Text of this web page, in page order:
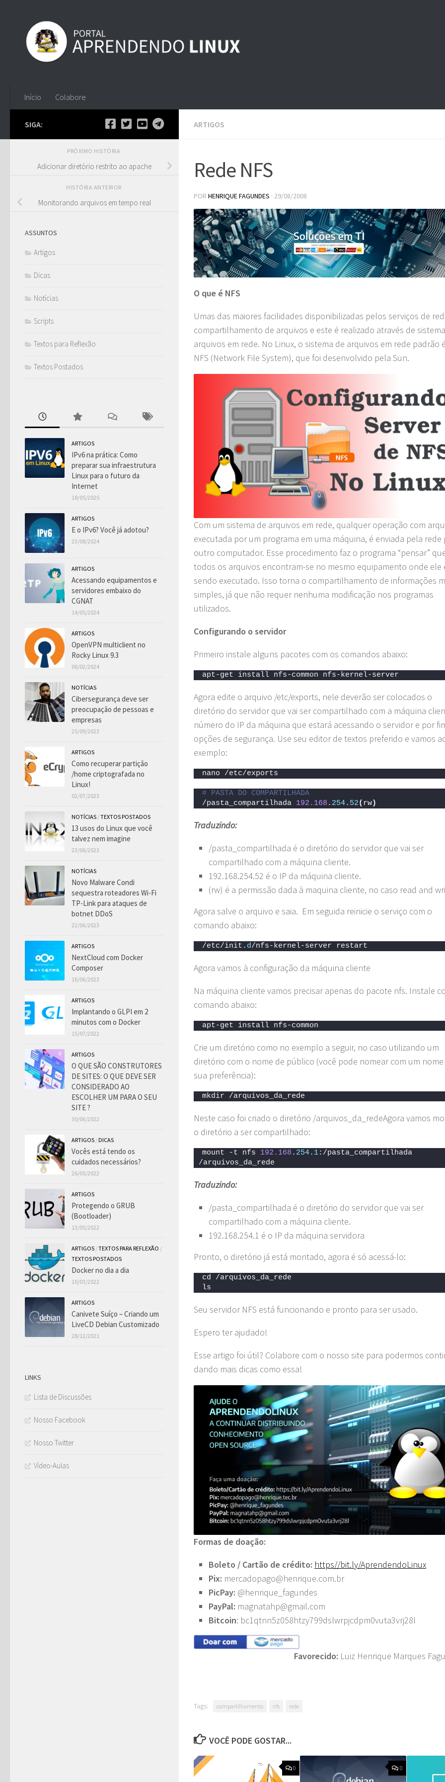
Início Colabore
ARTIGOS
Rede NFS
POR HENRIQUE FAGUNDES · 29/08/2008
O que é NFS
Umas das maiores facilidades disponibilizadas pelos serviços de
compartilhamento de arquivos e este é realizado através de
arquivos em rede. No Linux, o sistema de arquivos em rede padrão
NFS (Network File System), que foi desenvolvido pela Sun.
Com um sistema de arquivos em rede, qualquer operação com
executada por um programa em uma máquina, é enviada pela rede
outro computador. Esse procedimento faz o programa “pensar”
todos os arquivos encontram-se no mesmo equipamento onde ele
sendo executado. Isso torna o compartilhamento de informações
simples, já que não requer nenhuma modificação nos programas
utilizados.
Configurando o servidor
Primeiro instale alguns pacotes com os comandos abaixo:
apt-get install nfs-common nfs-kernel-server
Agora edite o arquivo /etc/exports, nele deverão ser colocados o
diretório do servidor que vai ser compartilhado com a máquina
número do IP da máquina que estará acessando o servidor e por
opções de segurança. Use seu editor de textos preferido e vamos
exemplo:
nano /etc/exports
# PASTA DO COMPARTILHADA
/pasta_compartilhada 192.168 . 254. 52( rw)
Traduzindo:
/pasta_compartilhada é o diretório do servidor que vai ser
compartilhado com a máquina cliente.
192.168.254.52 é o IP da máquina cliente.
(rw) é a permissão dada à maquina cliente, no caso read and
Agora salve o arquivo e saia. Em seguida reinicie o serviço com o
comando abaixo:
/etc/init. d/nfs-kernel-server restart
Agora vamos à configuração da máquina cliente
Na máquina cliente vamos precisar apenas do pacote nfs. Instale
comando abaixo:
apt-get install nfs-common
Crie um diretório como no exemplo a seguir, no caso utilizando um
diretório com o nome de público (você pode nomear com um
sua preferência):
mkdir /arquivos_da_rede
Neste caso foi criado o diretório /arquivos_da_redeAgora vamos
o diretório a ser compartilhado:
mount -t nfs 192.168 . 254. 1:/pasta_compartilhada
/arquivos_da_rede
Traduzindo:
/pasta_compartilhada é o diretório do servidor que vai ser
compartilhado com a máquina cliente.
192.168.254.1 é o IP da máquina servidora
Pronto, o diretório já está montado, agora é só acessá-lo:
cd /arquivos_da_rede
ls
Seu servidor NFS está funcionando e pronto para ser usado.
Espero ter ajudado!
Esse artigo foi útil? Colabore com o nosso site para podermos
dando mais dicas como essa!
Formas de doação:
Boleto / Cartão de crédito: https//bit.ly/AprendendoLinux
Pix: mercadopago@henrique.com.br
PicPay: @henrique_fagundes
PayPal: magnatahp@gmail.com
Bitcoin: bc1qtnn5z058htzy799dslwrpjcdpm0vuta3vrj28l
Favorecido: Luiz Henrique Marques
Tags: compartilhamento nfs rede
VOCÊ PODE GOSTAR...
0 0
SIGA:
PRÓXIMO HISTÓRIA
Adicionar diretório restrito ao apache
HISTÓRIA ANTERIOR
Monitorando arquivos em tempo real
ASSUNTOS
Artigos
Dicas
Notícias
Scripts
Textos para Reflexão
Textos Postados
ARTIGOS
IPv6 na prática: Como
preparar sua infraestrutura
Linux para o futuro da
Internet
18/05/2025
ARTIGOS
E o IPv6? Você já adotou?
23/08/2024
ARTIGOS
Acessando equipamentos e
servidores embaixo do
CGNAT
14/05/2024
ARTIGOS
OpenVPN multiclient no
Rocky Linux 9.3
06/02/2024
NOTÍCIAS
Cibersegurança deve ser
preocupação de pessoas e
empresas
25/09/2023
ARTIGOS
Como recuperar partição
/home criptografada no
Linux!
02/07/2023
NOTÍCIAS /TEXTOS POSTADOS
13 usos do Linux que você
talvez nem imagine
23/06/2023
NOTÍCIAS
Novo Malware Condi
sequestra roteadores Wi-Fi
TP-Link para ataques de
botnet DDoS
22/06/2023
ARTIGOS
NextCloud com Docker
Composer
16/06/2023
ARTIGOS
Implantando o GLPI em 2
minutos com o Docker
15/07/2022
ARTIGOS
O QUE SÃO CONSTRUTORES
DE SITES: O QUE DEVE SER
CONSIDERADO AO
ESCOLHER UM PARA O SEU
SITE ?
30/06/2022
ARTIGOS /DICAS
Vocês está tendo os
cuidados necessários?
26/05/2022
ARTIGOS
Protegendo o GRUB
(Bootloader)
13/05/2022
ARTIGOS /TEXTOS PARA REFLEXÃO /
TEXTOS POSTADOS
Docker no dia a dia
10/03/2022
ARTIGOS
Canivete Suíço – Criando um
LiveCD Debian Customizado
28/12/2021
LINKS
Lista de Discussões
Nosso Facebook
Nosso Twitter
Vídeo-Aulas